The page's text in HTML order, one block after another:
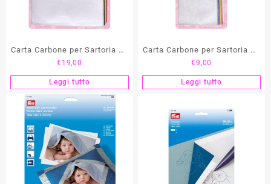
Carta Carbone per Sartoria 69
X 28 cm HEMLINE
€ 19,00
Leggi tutto
Carta Carbone per Sartoria 28
x 23 cm HEMLINE
€9,00
Leggi tutto